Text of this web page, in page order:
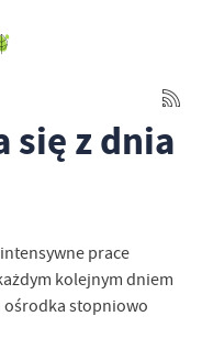
się z dnia
prace
kolejnym dniem
ośrodka stopniowo